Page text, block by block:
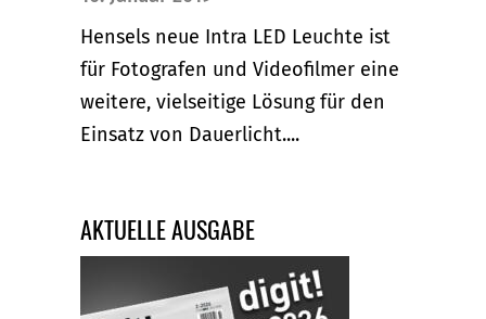
Hensels neue Intra LED Leuchte ist
für Fotografen und Videofilmer eine
weitere, vielseitige Lösung für den
Einsatz von Dauerlicht....
AKTUELLE AUSGABE